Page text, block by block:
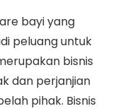
bayi yang
peluang untuk
bisnis
dan perjanjian
pihak. Bisnis